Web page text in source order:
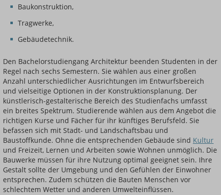
Baukonstruktion,
Tragwerke,
Gebäudetechnik.
Den Bachelorstudiengang Architektur beenden Studenten in der
Regel nach sechs Semestern. Sie wählen aus einer großen
Anzahl unterschiedlicher Ausrichtungen im Entwurfsbereich
und vielseitige Optionen in der Konstruktionsplanung. Der
künstlerisch-gestalterische Bereich des Studienfachs umfasst
ein breites Spektrum. Studierende wählen aus dem Angebot die
richtigen Kurse und Fächer für ihr künftiges Berufsfeld. Sie
befassen sich mit Stadt- und Landschaftsbau und
Baustoffkunde. Ohne die entsprechenden Gebäude sind Kultur
und Freizeit, Lernen und Arbeiten sowie Wohnen unmöglich. Die
Bauwerke müssen für ihre Nutzung optimal geeignet sein. Ihre
Gestalt sollte der Umgebung und den Gefühlen der Einwohner
entsprechen. Zudem schützen die Bauten Menschen vor
schlechtem Wetter und anderen Umwelteinflüssen.